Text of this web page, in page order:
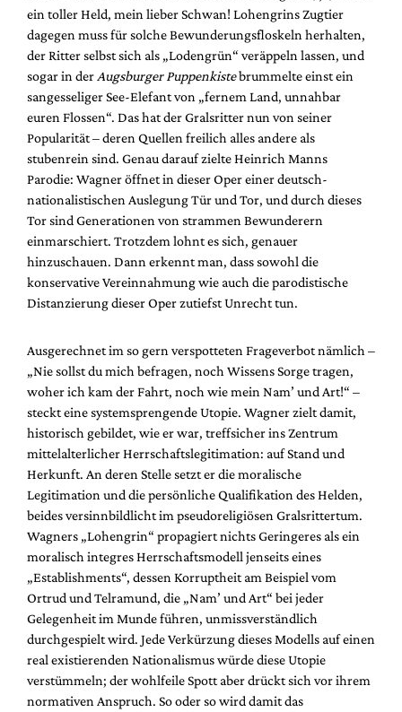
Redaktion
Autor:innen
Partner
Mediadaten
Suche
ein toller Held, mein lieber Schwan! Lohengrins Zugtier
dagegen muss für solche Bewunderungsfloskeln herhalten,
der Ritter selbst sich als „Lodengrün“ veräppeln lassen, und
sogar in der Augsburger Puppenkistebrummelte einst ein
sangesseliger See-Elefant von „fernem Land, unnahbar
euren Flossen“. Das hat der Gralsritter nun von seiner
Popularität – deren Quellen freilich alles andere als
stubenrein sind. Genau darauf zielte Heinrich Manns
Parodie: Wagner öffnet in dieser Oper einer deutsch-
nationalistischen Auslegung Tür und Tor, und durch dieses
Tor sind Generationen von strammen Bewunderern
einmarschiert. Trotzdem lohnt es sich, genauer
hinzuschauen. Dann erkennt man, dass sowohl die
konservative Vereinnahmung wie auch die parodistische
Distanzierung dieser Oper zutiefst Unrecht tun.
Ausgerechnet im so gern verspotteten Frageverbot nämlich –
„Nie sollst du mich befragen, noch Wissens Sorge tragen,
woher ich kam der Fahrt, noch wie mein Nam’ und Art!“ –
steckt eine systemsprengende Utopie. Wagner zielt damit,
historisch gebildet, wie er war, treffsicher ins Zentrum
mittelalterlicher Herrschaftslegitimation: auf Stand und
Herkunft. An deren Stelle setzt er die moralische
Legitimation und die persönliche Qualifikation des Helden,
beides versinnbildlicht im pseudoreligiösen Gralsrittertum.
Wagners „Lohengrin“ propagiert nichts Geringeres als ein
moralisch integres Herrschaftsmodell jenseits eines
„Establishments“, dessen Korruptheit am Beispiel vom
Ortrud und Telramund, die „Nam’ und Art“ bei jeder
Gelegenheit im Munde führen, unmissverständlich
durchgespielt wird. Jede Verkürzung dieses Modells auf einen
real existierenden Nationalismus würde diese Utopie
verstümmeln; der wohlfeile Spott aber drückt sich vor ihrem
normativen Anspruch. So oder so wird damit das